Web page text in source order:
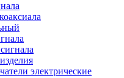
электрические